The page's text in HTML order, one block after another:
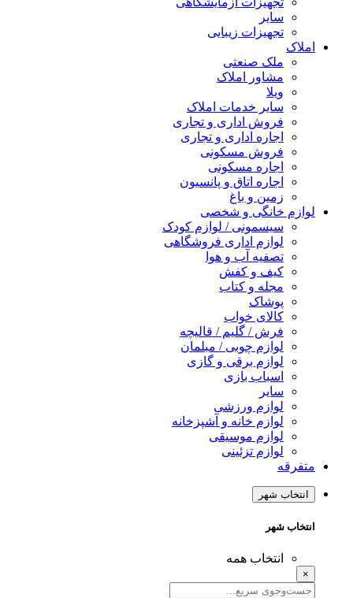
سایر
تجهیزات زیبایی
املاک
ملک صنعتی
مشاور املاک
ویلا
سایر خدمات املاک
فروش اداری و تجاری
اجاره اداری و تجاری
فروش مسکونی
اجاره مسکونی
اجاره اتاق و پانسیون
زمین و باغ
لوازم خانگی و شخصی
سیسمونی / لوازم کودک
لوازم اداری فروشگاهی
تصفیه آب و هوا
کیف و کفش
مجله و کتاب
پوشاک
کالای خواب
فرش / گلیم / قالیچه
لوازم چوبی / مبلمان
لوازم برقی و گازی
اسباب بازی
سایر
لوازم ورزشی
لوازم خانه و آشپزخانه
لوازم موسیقی
لوازم تزئینی
متفرقه
انتخاب شهر
انتخاب شهر
انتخاب همه
×